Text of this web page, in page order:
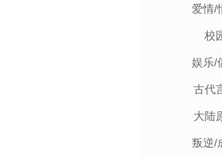
爱情/
校
娱乐/
古代
大陆
叛逆/